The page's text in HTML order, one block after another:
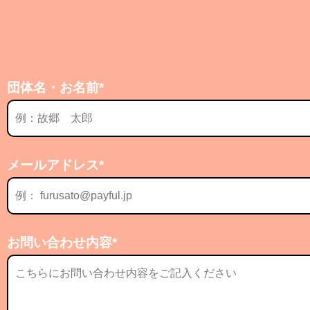
団体名・お名前*
メールアドレス*
お問い合わせ内容*